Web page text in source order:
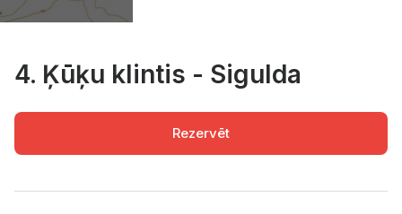
4. Ķūķu klintis - Sigulda
Rezervēt